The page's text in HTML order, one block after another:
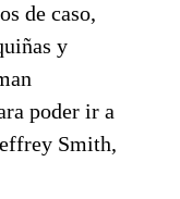
de caso,
y
poder ir a
Smith,